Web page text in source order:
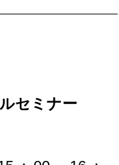
セミナー